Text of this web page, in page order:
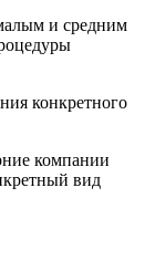
и средним
конкретного
компании
вид